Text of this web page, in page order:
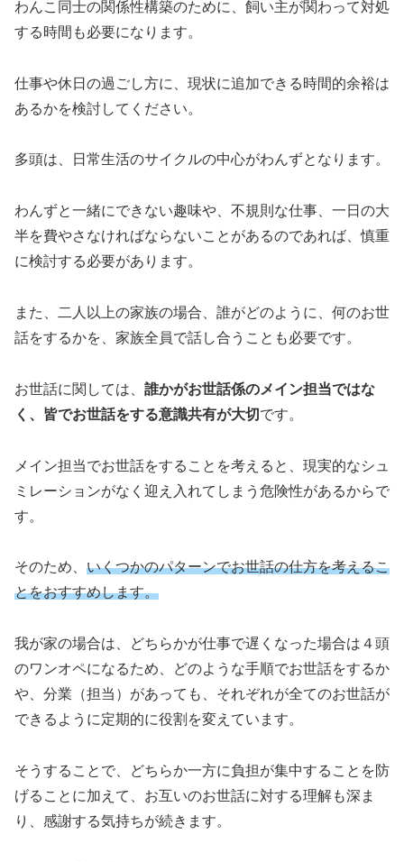
わんこ同士の関係性構築のために、飼い主が関わって対処
する時間も必要になります。
仕事や休日の過ごし方に、現状に追加できる時間的余裕は
あるかを検討してください。
多頭は、日常生活のサイクルの中心がわんずとなります。
わんずと一緒にできない趣味や、不規則な仕事、一日の大
半を費やさなければならないことがあるのであれば、慎重
に検討する必要があります。
また、二人以上の家族の場合、誰がどのように、何のお世
話をするかを、家族全員で話し合うことも必要です。
お世話に関しては、 誰かがお世話係のメイン担当ではな
く、皆でお世話をする意識共有が大切 です。
メイン担当でお世話をすることを考えると、現実的なシュ
ミレーションがなく迎え入れてしまう危険性があるからで
す。
そのため、 いくつかのパターンでお世話の仕方を考えるこ
とをおすすめします。
我が家の場合は、どちらかが仕事で遅くなった場合は４頭
のワンオペになるため、どのような手順でお世話をするか
や、分業（担当）があっても、それぞれが全てのお世話が
できるように定期的に役割を変えています。
そうすることで、どちらか一方に負担が集中することを防
げることに加えて、お互いのお世話に対する理解も深ま
り、感謝する気持ちが続きます。